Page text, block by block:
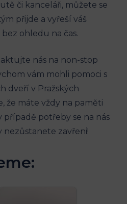
či kanceláři, můžete se
přijde a vyřeší váš
ohledu⁣ na čas.
nás na​ non-stop
vám mohli pomoci s
dveří v Pražských
⁣že máte vždy ‌na paměti
případě potřeby se na⁣ nás
nezůstanete zavřeni!